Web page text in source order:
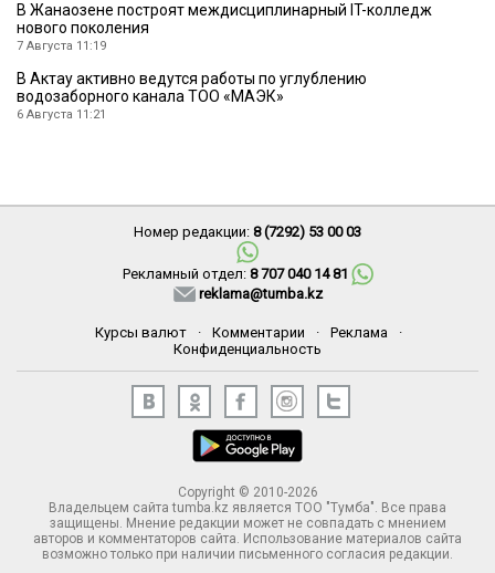
В Жанаозене построят междисциплинарный IT-колледж
нового поколения
7 Августа 11:19
В Актау активно ведутся работы по углублению
водозаборного канала ТОО «МАЭК»
6 Августа 11:21
Номер редакции: 8 (7292) 53 00 03
Рекламный отдел: 8 707 040 14 81
reklama@tumba.kz
Курсы валют · Комментарии · Реклама
·
Конфиденциальность
Copyright © 2010-2026
Владельцем сайта tumba.kz является ТОО "Тумба". Все права
защищены. Мнение редакции может не совпадать с мнением
авторов и комментаторов сайта. Использование материалов сайта
возможно только при наличии письменного согласия редакции.